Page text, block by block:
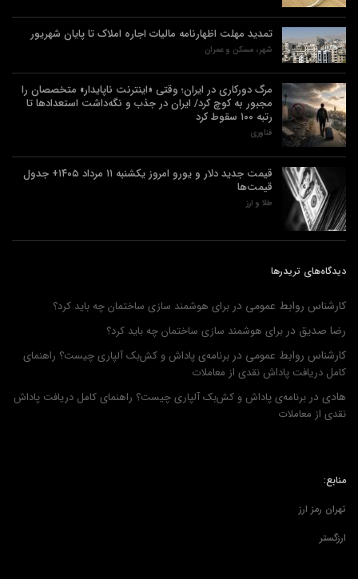
تمدید مهلت اظهارنامه مالیات اجاره املاک تا پایان شهریور
شهر، مسکن و عمران
مرگ دورکاری در ایران؛ وقتی «اینترنت ناپایدار» متخصصان را
مجبور به کوچ کرد/ ایران در جذب و نگه‌داشت استعدادها تا
رتبه ۱۰۰ سقوط کرد
فناوری
قیمت جدید دلار و یورو امروز یکشنبه ۱۱ مرداد ۱۴۰۵+ جدول
قیمت‌ها
طلا و ارز
دیدگاه‌های تریدرها
کارشناس روابط عمومی در برای هوشمند سازی ساختمان چه باید کرد؟
رضا صدیق در برای هوشمند سازی ساختمان چه باید کرد؟
کارشناس روابط عمومی در برنامه‌ی پاداش و کش‌بک آلپاری چیست؟ راهنمای
کامل دریافت پاداش نقدی از معاملات
هادی در برنامه‌ی پاداش و کش‌بک آلپاری چیست؟ راهنمای کامل دریافت پاداش
نقدی از معاملات
منابع:
تهران رمز ارز
ارزگستر